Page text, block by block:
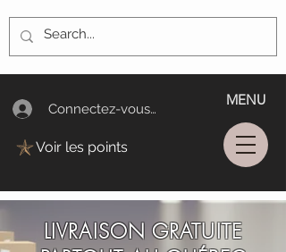
Connectez-vous/Log In
MENU
Voir les points
LIVRAISON GRATUITE